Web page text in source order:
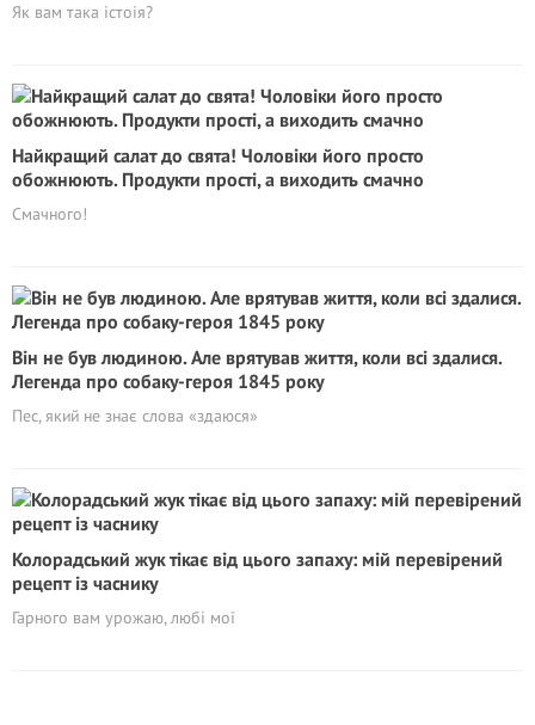
Як вам така істоія?
Найкращий салат до свята! Чоловіки його просто
обожнюють. Продукти прості, а виходить смачно
Смачного!
Він не був людиною. Але врятував життя, коли всі здалися.
Легенда про собаку-героя 1845 року
Пес, який не знає слова «здаюся»
Колорадський жук тікає від цього запаху: мій перевірений
рецепт із часнику
Гарного вам урожаю, любі мої